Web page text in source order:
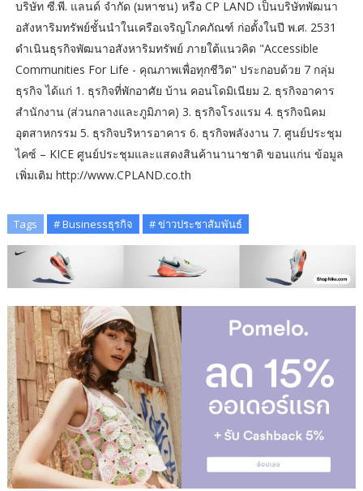
บริษัท ซี.พี. แลนด์ จำกัด (มหาชน) หรือ CP LAND เป็นบริษัทพัฒนา
อสังหาริมทรัพย์ชั้นนำในเครือเจริญโภคภัณฑ์ ก่อตั้งในปี พ.ศ. 2531
ดำเนินธุรกิจพัฒนาอสังหาริมทรัพย์ ภายใต้แนวคิด "Accessible
Communities For Life - คุณภาพเพื่อทุกชีวิต" ประกอบด้วย 7 กลุ่ม
ธุรกิจ ได้แก่ 1. ธุรกิจที่พักอาศัย บ้าน คอนโดมิเนียม 2. ธุรกิจอาคาร
สำนักงาน (ส่วนกลางและภูมิภาค) 3. ธุรกิจโรงแรม 4. ธุรกิจนิคม
อุตสาหกรรม 5. ธุรกิจบริหารอาคาร 6. ธุรกิจพลังงาน 7. ศูนย์ประชุม
ไคซ์ – KICE ศูนย์ประชุมและแสดงสินค้านานาชาติ ขอนแก่น ข้อมูล
เพิ่มเติม http://www.CPLAND.co.th
Tags # Businessธุรกิจ # ข่าวประชาสัมพันธ์